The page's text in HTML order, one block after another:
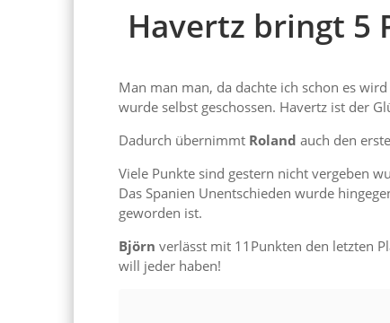
Havertz bringt 5
Man man man, da dachte ich schon es
wurde selbst geschossen. Havertz ist der
Dadurch übernimmt Roland auch den
Viele Punkte sind gestern nicht vergeben
Das Spanien Unentschieden wurde
geworden ist.
Björn verlässt mit 11Punkten den letzten
will jeder haben!